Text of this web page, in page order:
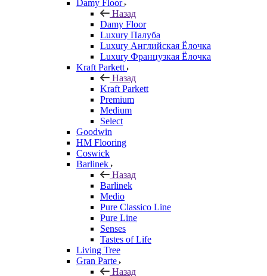
Damy Floor
Назад
Damy Floor
Luxury Палуба
Luxury Английская Ёлочка
Luxury Французкая Ёлочка
Kraft Parkett
Назад
Kraft Parkett
Premium
Medium
Select
Goodwin
HM Flooring
Coswick
Barlinek
Назад
Barlinek
Medio
Pure Classico Line
Pure Line
Senses
Tastes of Life
Living Tree
Gran Parte
Назад